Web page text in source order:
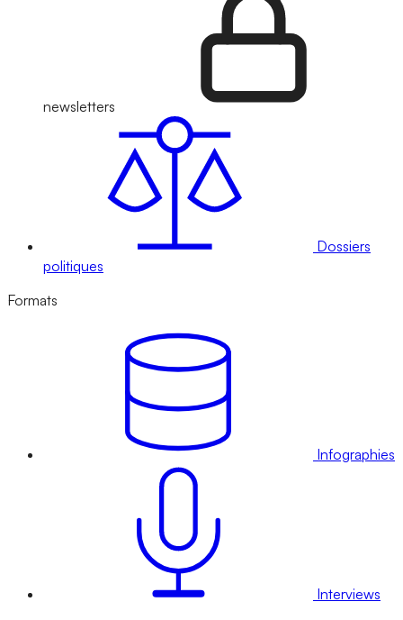
newsletters
Dossiers
politiques
Formats
Infographies
Interviews